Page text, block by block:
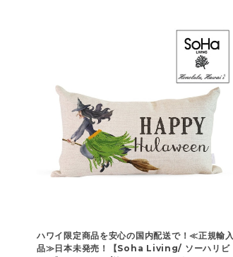
ハワイ限定商品を安心の国内配送で！≪正規輸入
品≫日本未発売！【Soha Living/ ソーハリビ